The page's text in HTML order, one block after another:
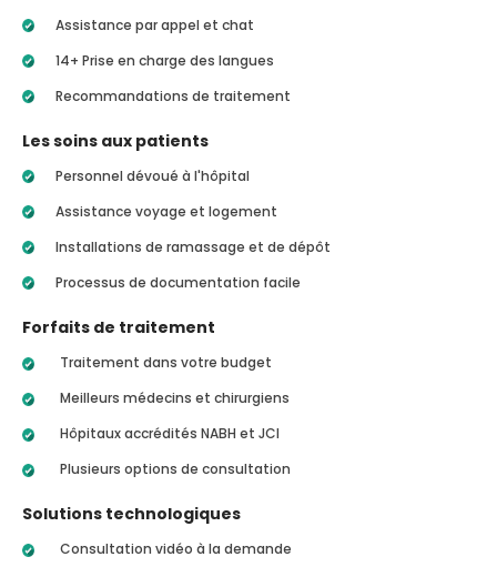
Assistance par appel et chat
14+ Prise en charge des langues
Recommandations de traitement
Les soins aux patients
Personnel dévoué à l'hôpital
Assistance voyage et logement
Installations de ramassage et de dépôt
Processus de documentation facile
Forfaits de traitement
Traitement dans votre budget
Meilleurs médecins et chirurgiens
Hôpitaux accrédités NABH et JCI
Plusieurs options de consultation
Solutions technologiques
Consultation vidéo à la demande